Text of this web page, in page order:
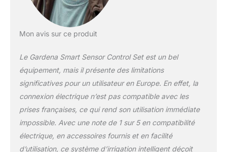
Mon avis sur ce produit
Le Gardena Smart Sensor Control Set est un bel
équipement, mais il présente des limitations
significatives pour un utilisateur en Europe. En effet, la
connexion électrique n’est pas compatible avec les
prises françaises, ce qui rend son utilisation immédiate
impossible. Avec une note de 1 sur 5 en compatibilité
électrique, en accessoires fournis et en facilité
d’utilisation, ce système d’irrigation intelligent déçoit